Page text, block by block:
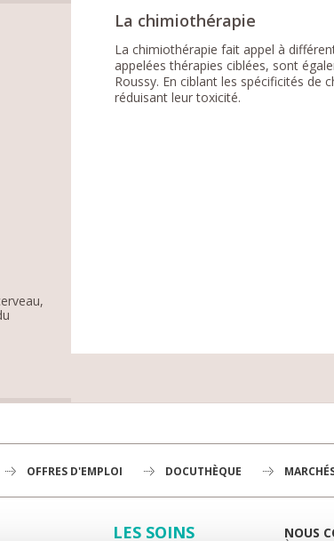
La chimiothérapie
La chimiothérapie fait appel à
appelées thérapies ciblées, sont
Roussy. En ciblant les spécificités
réduisant leur toxicité.
OFFRES D'EMPLOI DOCUTHÈQUE
LES SOINS NOUS
À LA UNE